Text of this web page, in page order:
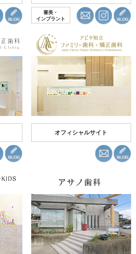
審美・
インプラント
オフィシャルサイト